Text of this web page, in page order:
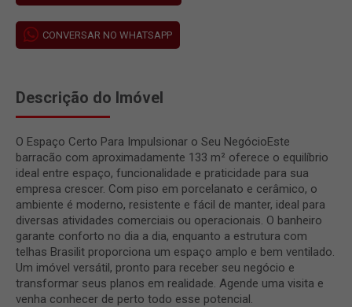
CONVERSAR NO WHATSAPP
Descrição do Imóvel
O Espaço Certo Para Impulsionar o Seu NegócioEste
barracão com aproximadamente 133 m² oferece o equilíbrio
ideal entre espaço, funcionalidade e praticidade para sua
empresa crescer. Com piso em porcelanato e cerâmico, o
ambiente é moderno, resistente e fácil de manter, ideal para
diversas atividades comerciais ou operacionais. O banheiro
garante conforto no dia a dia, enquanto a estrutura com
telhas Brasilit proporciona um espaço amplo e bem ventilado.
Um imóvel versátil, pronto para receber seu negócio e
transformar seus planos em realidade. Agende uma visita e
venha conhecer de perto todo esse potencial.